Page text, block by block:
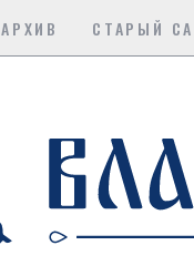
АРХИВ СТАРЫЙ